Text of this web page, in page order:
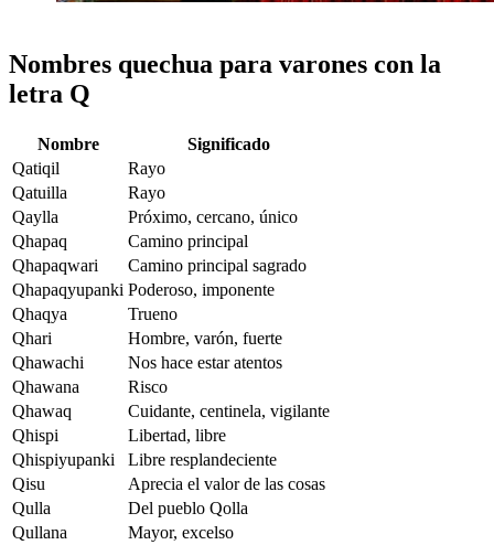
Nombres quechua para varones con la
letra Q
Nombre
Significado
Qatiqil
Rayo
Qatuilla
Rayo
Qaylla
Próximo, cercano, único
Qhapaq
Camino principal
Qhapaqwari
Camino principal sagrado
Qhapaqyupanki Poderoso, imponente
Qhaqya
Trueno
Qhari
Hombre, varón, fuerte
Qhawachi
Nos hace estar atentos
Qhawana
Risco
Qhawaq
Cuidante, centinela, vigilante
Qhispi
Libertad, libre
Qhispiyupanki
Libre resplandeciente
Qisu
Aprecia el valor de las cosas
Qulla
Del pueblo Qolla
Qullana
Mayor, excelso